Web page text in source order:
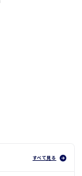
すべて見る